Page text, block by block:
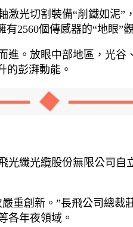
激光切割裝備“削鐵如泥
有2560個傳感器的“地
進。放眼中部地區，光谷
的彭湃動能。
光纖光纜股份無限公司
重創新。”長飛公司總
各年夜領域。